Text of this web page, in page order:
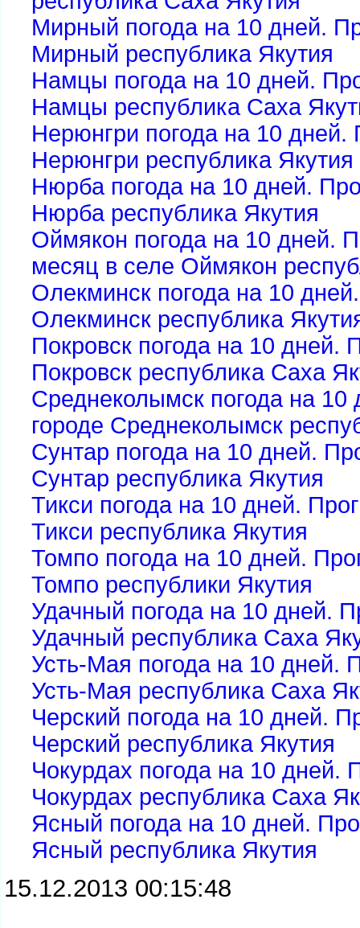
Мирный погода на 10 дней.
Мирный республика Якутия
Намцы погода на 10 дней.
Намцы республика Саха
Нерюнгри погода на 10 дней.
Нерюнгри республика Якутия
Нюрба погода на 10 дней.
Нюрба республика Якутия
Оймякон погода на 10 дней.
месяц в селе Оймякон
Олекминск погода на 10
Олекминск республика
Покровск погода на 10 дней.
Покровск республика Саха
Среднеколымск погода на 10
городе Среднеколымск
Сунтар погода на 10 дней.
Сунтар республика Якутия
Тикси погода на 10 дней.
Тикси республика Якутия
Томпо погода на 10 дней.
Томпо республики Якутия
Удачный погода на 10 дней.
Удачный республика Саха
Усть-Мая погода на 10 дней.
Усть-Мая республика Саха
Черский погода на 10 дней.
Черский республика Якутия
Чокурдах погода на 10 дней.
Чокурдах республика Саха
Ясный погода на 10 дней.
Ясный республика Якутия
15.12.2013 00:15:48